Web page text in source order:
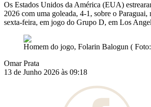
Os Estados Unidos da América (EUA)
2026 com uma goleada, 4-1, sobre o Paraguai,
sexta-feira, em jogo do Grupo D, em Los
Homem do jogo, Folarin Balogun (
Omar Prata
13 de Junho 2026 às 09:18